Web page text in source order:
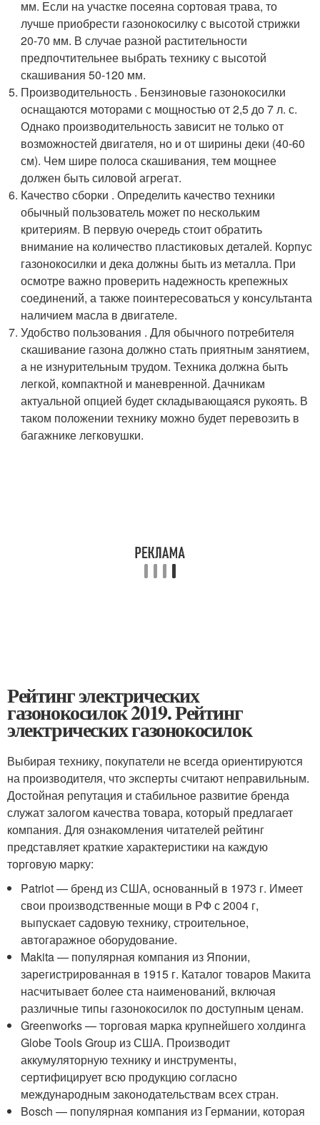
мм. Если на участке посеяна сортовая трава, то
лучше приобрести газонокосилку с высотой стрижки
20-70 мм. В случае разной растительности
предпочтительнее выбрать технику с высотой
скашивания 50-120 мм.
Производительность . Бензиновые газонокосилки
оснащаются моторами с мощностью от 2,5 до 7 л. с.
Однако производительность зависит не только от
возможностей двигателя, но и от ширины деки (40-60
см). Чем шире полоса скашивания, тем мощнее
должен быть силовой агрегат.
Качество сборки . Определить качество техники
обычный пользователь может по нескольким
критериям. В первую очередь стоит обратить
внимание на количество пластиковых деталей. Корпус
газонокосилки и дека должны быть из металла. При
осмотре важно проверить надежность крепежных
соединений, а также поинтересоваться у консультанта
наличием масла в двигателе.
Удобство пользования . Для обычного потребителя
скашивание газона должно стать приятным занятием,
а не изнурительным трудом. Техника должна быть
легкой, компактной и маневренной. Дачникам
актуальной опцией будет складывающаяся рукоять. В
таком положении технику можно будет перевозить в
багажнике легковушки.
Рейтинг электрических
газонокосилок 2019. Рейтинг
электрических газонокосилок
Выбирая технику, покупатели не всегда ориентируются
на производителя, что эксперты считают неправильным.
Достойная репутация и стабильное развитие бренда
служат залогом качества товара, который предлагает
компания. Для ознакомления читателей рейтинг
представляет краткие характеристики на каждую
торговую марку:
Patriot — бренд из США, основанный в 1973 г. Имеет
свои производственные мощи в РФ с 2004 г,
выпускает садовую технику, строительное,
автогаражное оборудование.
Makita — популярная компания из Японии,
зарегистрированная в 1915 г. Каталог товаров Макита
насчитывает более ста наименований, включая
различные типы газонокосилок по доступным ценам.
Greenworks — торговая марка крупнейшего холдинга
Globe Tools Group из США. Производит
аккумуляторную технику и инструменты,
сертифицирует всю продукцию согласно
международным законодательствам всех стран.
Bosch — популярная компания из Германии, которая